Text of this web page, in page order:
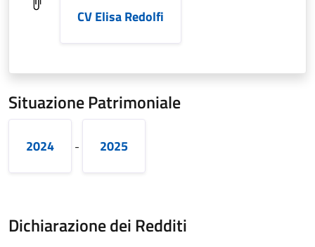
CV Elisa Redolfi
Situazione Patrimoniale
2024 - 2025
Dichiarazione dei Redditi